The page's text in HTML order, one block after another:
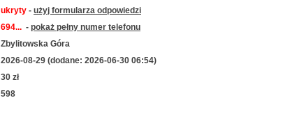
ukryty - użyj formularza odpowiedzi
694... - pokaż pełny numer telefonu
Zbylitowska Góra
2026-08-29 (dodane: 2026-06-30 06:54)
30 zł
598